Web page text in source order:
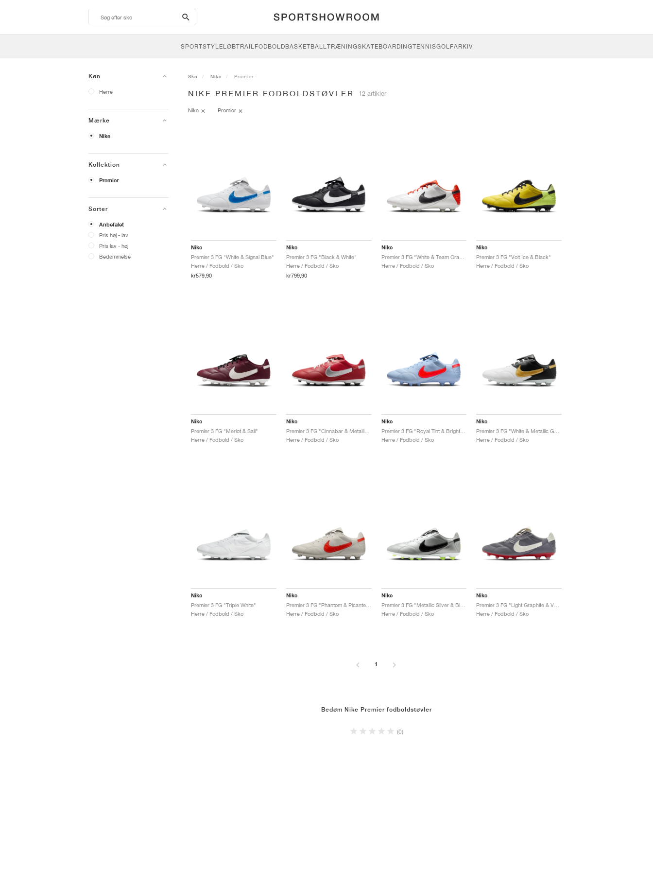
search-
btn
SPORTSTYLELØBTRAILFODBOLDBASKETBALLTRÆNINGSKATEBOARDINGTENNISGOLFARKIV
Køn
Herre
Mærke
Nike
Kollektion
Premier
Sorter
Anbefalet
Pris høj - lav
Pris lav - høj
Bedømmelse
Sko Nike Premier
NIKE PREMIER FODBOLDSTØVLER 12 artikler
Nike Premier
Nike
Premier 3 FG "White & Signal Blue"
Herre / Fodbold / Sko
kr579,90
Nike
Premier 3 FG "Black & White"
Herre / Fodbold / Sko
kr799,90
Nike
Herre / Fodbold / Sko
Nike
Premier 3 FG "Volt Ice & Black"
Herre / Fodbold / Sko
Nike
Premier 3 FG "Merlot & Sail"
Herre / Fodbold / Sko
Nike
Premier 3 FG "Cinnabar & Metallic Silver"
Herre / Fodbold / Sko
Nike
Premier 3 FG "Royal Tint & Bright Crimson"
Herre / Fodbold / Sko
Nike
Herre / Fodbold / Sko
Nike
Premier 3 FG "Triple White"
Herre / Fodbold / Sko
Nike
Premier 3 FG "Phantom & Picante Red"
Herre / Fodbold / Sko
Nike
Premier 3 FG "Metallic Silver & Black"
Herre / Fodbold / Sko
Nike
Herre / Fodbold / Sko
1
Bedøm Nike Premier fodboldstøvler
(0)